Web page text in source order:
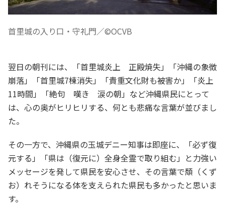
首里城の入り口・守礼門／©OCVB
翌日の朝刊には、「首里城炎上 正殿焼失」「沖縄の象徴
崩落」「首里城7棟消失」「貴重文化財も被害か」「炎上
11時間」「絶句 嘆き 涙の朝」など沖縄県民にとって
は、心の奥がヒリヒリする、何とも悲痛な言葉が並びまし
た。
その一方で、沖縄県の玉城デニー知事は即座に、「必ず復
元する」「県は（復元に）全身全霊で取り組む」と力強い
メッセージを発して県民を安心させ、その言葉で頽（くず
お）れそうになる体を支えられた県民も多かったと思いま
す。